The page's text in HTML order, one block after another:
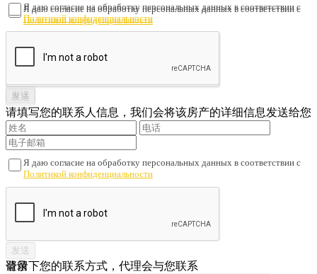
Я даю согласие на обработку персональных данных в соответствии с
Политикой конфиденциальности
Я даю согласие на обработку персональных данных в соответствии с
Политикой конфиденциальности
请填写您的联系人信息，我们会将该房产的详细信息发送给您
Я даю согласие на обработку персональных данных в соответствии с
Политикой конфиденциальности
请留下您的联系方式，代理会与您联系
登录